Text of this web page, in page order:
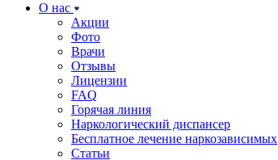
О нас
Акции
Фото
Врачи
Отзывы
Лицензии
FAQ
Горячая линия
Наркологический диспансер
Бесплатное лечение наркозависимых
Статьи